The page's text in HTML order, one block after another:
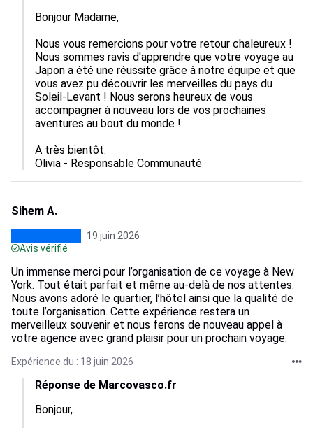
Bonjour Madame,
Nous vous remercions pour votre retour chaleureux !
Nous sommes ravis d'apprendre que votre voyage au
Japon a été une réussite grâce à notre équipe et que
vous avez pu découvrir les merveilles du pays du
Soleil-Levant ! Nous serons heureux de vous
accompagner à nouveau lors de vos prochaines
aventures au bout du monde !
A très bientôt.
Olivia - Responsable Communauté
Sihem A.
19 juin 2026
Avis vérifié
Un immense merci pour l’organisation de ce voyage à New
York. Tout était parfait et même au-delà de nos attentes.
Nous avons adoré le quartier, l’hôtel ainsi que la qualité de
toute l’organisation. Cette expérience restera un
merveilleux souvenir et nous ferons de nouveau appel à
votre agence avec grand plaisir pour un prochain voyage.
Expérience du : 18 juin 2026
Réponse de Marcovasco.fr
Bonjour,